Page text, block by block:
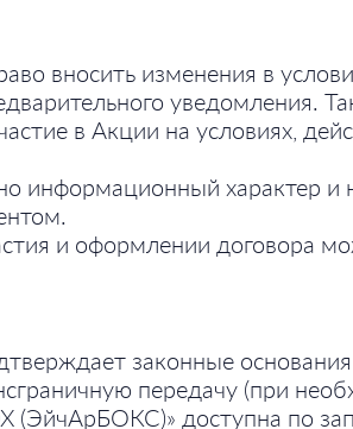
вносить изменения в
уведомления.
в Акции на условиях,
информационный характер и
и оформлении договора
законные
передачу (при
(ЭйчАрБОКС)» доступна по